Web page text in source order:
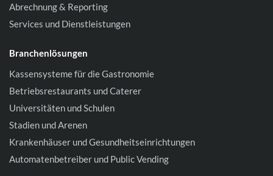
Abrechnung & Reporting
Services und Dienstleistungen
Branchenlösungen
Kassensysteme für die Gastronomie
Betriebsrestaurants und Caterer
Universitäten und Schulen
Stadien und Arenen
Krankenhäuser und Gesundheitseinrichtungen
Automatenbetreiber und Public Vending